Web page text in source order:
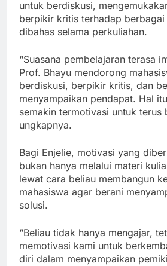
untuk berdiskusi,
berpikir kritis terhadap
dibahas selama perkuliahan.
“Suasana pembelajaran terasa
Prof. Bhayu mendorong
berdiskusi, berpikir kritis, dan
menyampaikan pendapat. Hal
semakin termotivasi untuk terus
ungkapnya.
Bagi Enjelie, motivasi yang
bukan hanya melalui materi
lewat cara beliau membangun
mahasiswa agar berani
solusi.
“Beliau tidak hanya mengajar,
memotivasi kami untuk
diri dalam menyampaikan